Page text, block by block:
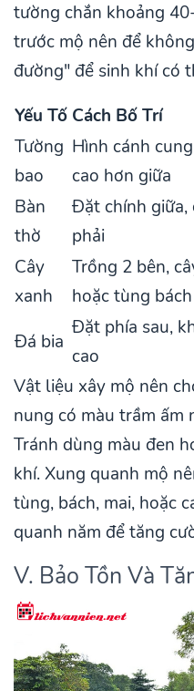
tường chắn khoảng
trước mộ nên để
đường" để sinh khí có
Yếu Tố Cách Bố Trí
Tường
bao
Hình cánh
cao hơn giữa
Bàn
thờ
Đặt chính giữa,
phải
Cây
xanh
Trồng 2 bên,
hoặc tùng bách
Đá bia
Đặt phía sau,
cao
Vật liệu xây mộ nên
nung có màu trầm ấm
Tránh dùng màu đen
khí. Xung quanh mộ
tùng, bách, mai, hoặc
quanh năm để tăng
V. Bảo Tồn Và